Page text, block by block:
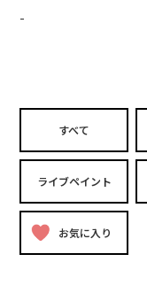
-
すべて
ライブペイント
お気に入り